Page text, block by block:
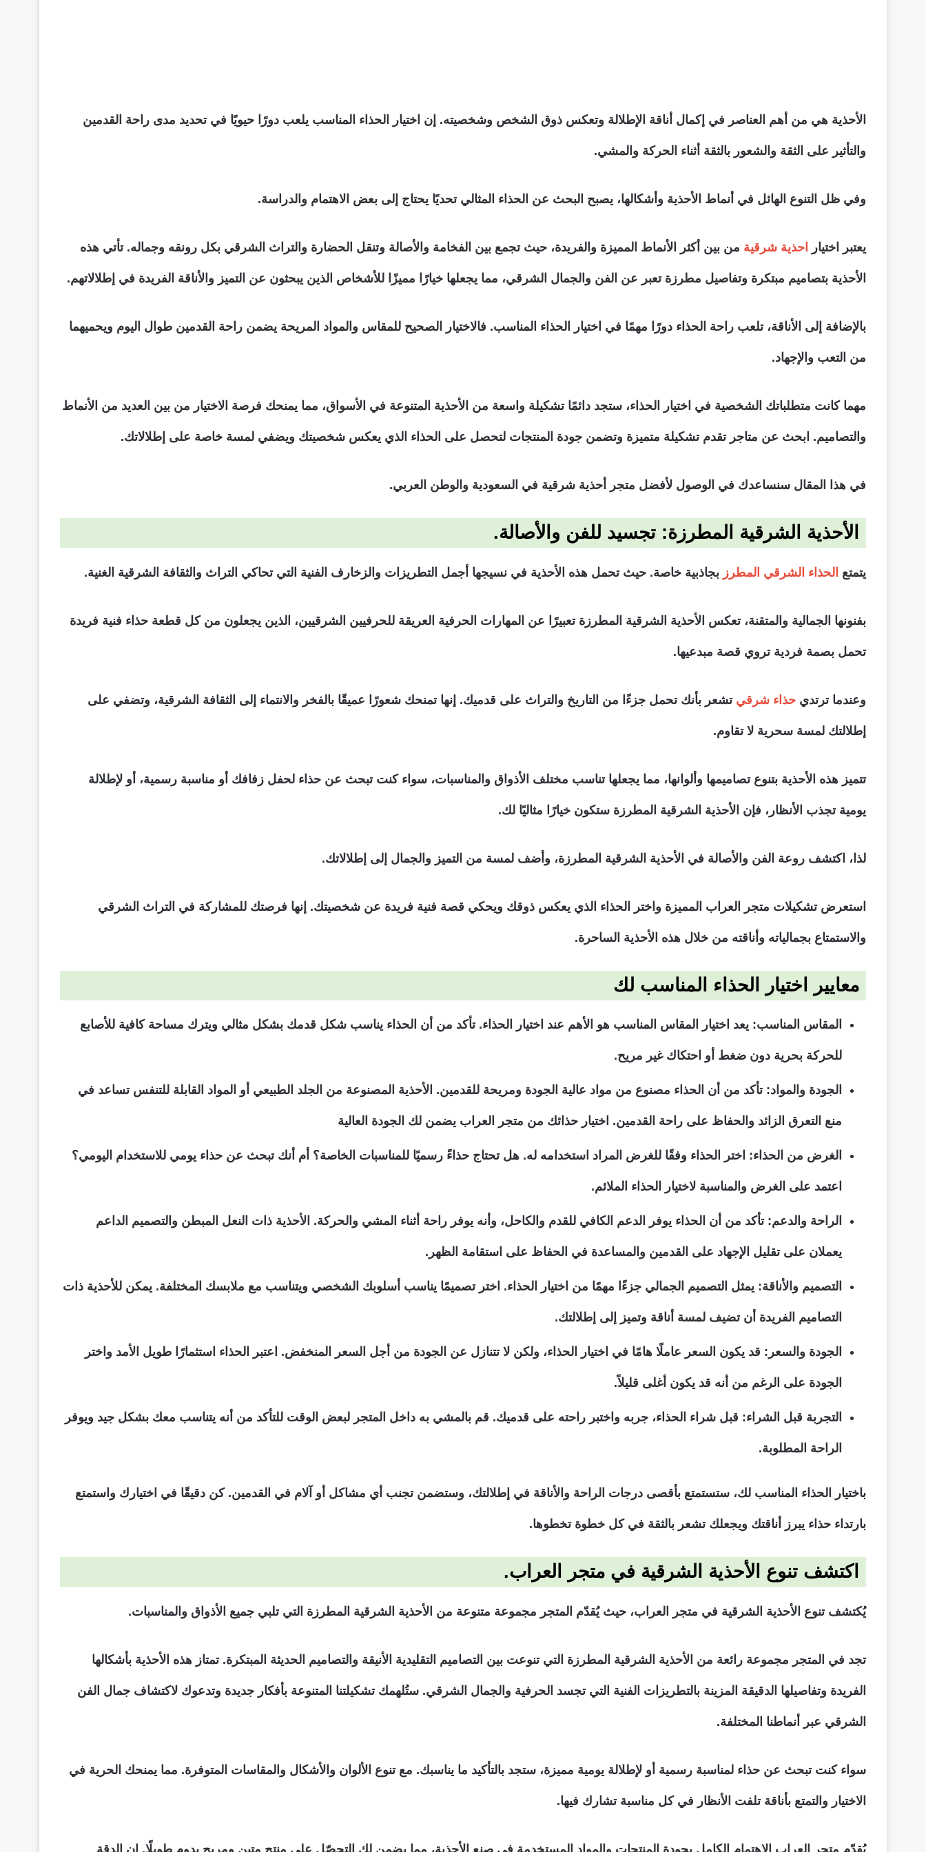
الأحذية هي من أهم العناصر في إكمال أناقة الإطلالة وتعكس ذوق الشخص وشخصيته. إن اختيار الحذاء المناسب يلعب دورًا حيويًا في تحديد مدى راحة القدمين
والتأثير على الثقة والشعور بالثقة أثناء الحركة والمشي.
وفي ظل التنوع الهائل في أنماط الأحذية وأشكالها، يصبح البحث عن الحذاء المثالي تحديًا يحتاج إلى بعض الاهتمام والدراسة.
يعتبر اختيار احذية شرقية من بين أكثر الأنماط المميزة والفريدة، حيث تجمع بين الفخامة والأصالة وتنقل الحضارة والتراث الشرقي بكل رونقه وجماله. تأتي هذه
الأحذية بتصاميم مبتكرة وتفاصيل مطرزة تعبر عن الفن والجمال الشرقي، مما يجعلها خيارًا مميزًا للأشخاص الذين يبحثون عن التميز والأناقة الفريدة في إطلالاتهم.
بالإضافة إلى الأناقة، تلعب راحة الحذاء دورًا مهمًا في اختيار الحذاء المناسب. فالاختيار الصحيح للمقاس والمواد المريحة يضمن راحة القدمين طوال اليوم ويحميهما
من التعب والإجهاد.
مهما كانت متطلباتك الشخصية في اختيار الحذاء، ستجد دائمًا تشكيلة واسعة من الأحذية المتنوعة في الأسواق، مما يمنحك فرصة الاختيار من بين العديد من الأنماط
والتصاميم. ابحث عن متاجر تقدم تشكيلة متميزة وتضمن جودة المنتجات لتحصل على الحذاء الذي يعكس شخصيتك ويضفي لمسة خاصة على إطلالاتك.
في هذا المقال سنساعدك في الوصول لأفضل متجر أحذية شرقية في السعودية والوطن العربي.
الأحذية الشرقية المطرزة: تجسيد للفن والأصالة.
يتمتع الحذاء الشرقي المطرز بجاذبية خاصة. حيث تحمل هذه الأحذية في نسيجها أجمل التطريزات والزخارف الفنية التي تحاكي التراث والثقافة الشرقية الغنية.
بفنونها الجمالية والمتقنة، تعكس الأحذية الشرقية المطرزة تعبيرًا عن المهارات الحرفية العريقة للحرفيين الشرقيين، الذين يجعلون من كل قطعة حذاء فنية فريدة
تحمل بصمة فردية تروي قصة مبدعيها.
وعندما ترتدي حذاء شرقي تشعر بأنك تحمل جزءًا من التاريخ والتراث على قدميك. إنها تمنحك شعورًا عميقًا بالفخر والانتماء إلى الثقافة الشرقية، وتضفي على
إطلالتك لمسة سحرية لا تقاوم.
تتميز هذه الأحذية بتنوع تصاميمها وألوانها، مما يجعلها تناسب مختلف الأذواق والمناسبات، سواء كنت تبحث عن حذاء لحفل زفافك أو مناسبة رسمية، أو لإطلالة
يومية تجذب الأنظار، فإن الأحذية الشرقية المطرزة ستكون خيارًا مثاليًا لك.
لذا، اكتشف روعة الفن والأصالة في الأحذية الشرقية المطرزة، وأضف لمسة من التميز والجمال إلى إطلالاتك.
استعرض تشكيلات متجر العراب المميزة واختر الحذاء الذي يعكس ذوقك ويحكي قصة فنية فريدة عن شخصيتك. إنها فرصتك للمشاركة في التراث الشرقي
والاستمتاع بجمالياته وأناقته من خلال هذه الأحذية الساحرة.
معايير اختيار الحذاء المناسب لك
المقاس المناسب: يعد اختيار المقاس المناسب هو الأهم عند اختيار الحذاء. تأكد من أن الحذاء يناسب شكل قدمك بشكل مثالي ويترك مساحة كافية للأصابع
للحركة بحرية دون ضغط أو احتكاك غير مريح.
الجودة والمواد: تأكد من أن الحذاء مصنوع من مواد عالية الجودة ومريحة للقدمين. الأحذية المصنوعة من الجلد الطبيعي أو المواد القابلة للتنفس تساعد في
منع التعرق الزائد والحفاظ على راحة القدمين. اختيار حذائك من متجر العراب يضمن لك الجودة العالية
الغرض من الحذاء: اختر الحذاء وفقًا للغرض المراد استخدامه له. هل تحتاج حذاءً رسميًا للمناسبات الخاصة؟ أم أنك تبحث عن حذاء يومي للاستخدام اليومي؟
اعتمد على الغرض والمناسبة لاختيار الحذاء الملائم.
الراحة والدعم: تأكد من أن الحذاء يوفر الدعم الكافي للقدم والكاحل، وأنه يوفر راحة أثناء المشي والحركة. الأحذية ذات النعل المبطن والتصميم الداعم
يعملان على تقليل الإجهاد على القدمين والمساعدة في الحفاظ على استقامة الظهر.
التصميم والأناقة: يمثل التصميم الجمالي جزءًا مهمًا من اختيار الحذاء. اختر تصميمًا يناسب أسلوبك الشخصي ويتناسب مع ملابسك المختلفة. يمكن للأحذية ذات
التصاميم الفريدة أن تضيف لمسة أناقة وتميز إلى إطلالتك.
الجودة والسعر: قد يكون السعر عاملًا هامًا في اختيار الحذاء، ولكن لا تتنازل عن الجودة من أجل السعر المنخفض. اعتبر الحذاء استثمارًا طويل الأمد واختر
الجودة على الرغم من أنه قد يكون أغلى قليلاً.
التجربة قبل الشراء: قبل شراء الحذاء، جربه واختبر راحته على قدميك. قم بالمشي به داخل المتجر لبعض الوقت للتأكد من أنه يتناسب معك بشكل جيد ويوفر
الراحة المطلوبة.
باختيار الحذاء المناسب لك، ستستمتع بأقصى درجات الراحة والأناقة في إطلالتك، وستضمن تجنب أي مشاكل أو آلام في القدمين. كن دقيقًا في اختيارك واستمتع
بارتداء حذاء يبرز أناقتك ويجعلك تشعر بالثقة في كل خطوة تخطوها.
اكتشف تنوع الأحذية الشرقية في متجر العراب.
يُكتشف تنوع الأحذية الشرقية في متجر العراب، حيث يُقدّم المتجر مجموعة متنوعة من الأحذية الشرقية المطرزة التي تلبي جميع الأذواق والمناسبات.
تجد في المتجر مجموعة رائعة من الأحذية الشرقية المطرزة التي تنوعت بين التصاميم التقليدية الأنيقة والتصاميم الحديثة المبتكرة. تمتاز هذه الأحذية بأشكالها
الفريدة وتفاصيلها الدقيقة المزينة بالتطريزات الفنية التي تجسد الحرفية والجمال الشرقي. ستُلهمك تشكيلتنا المتنوعة بأفكار جديدة وتدعوك لاكتشاف جمال الفن
الشرقي عبر أنماطنا المختلفة.
سواء كنت تبحث عن حذاء لمناسبة رسمية أو لإطلالة يومية مميزة، ستجد بالتأكيد ما يناسبك. مع تنوع الألوان والأشكال والمقاسات المتوفرة. مما يمنحك الحرية في
الاختيار والتمتع بأناقة تلفت الأنظار في كل مناسبة تشارك فيها.
يُقدّم متجر العراب الاهتمام الكامل بجودة المنتجات والمواد المستخدمة في صنع الأحذية، مما يضمن لك التحصّل على منتج متين ومريح يدوم طويلًا. إن الدقة